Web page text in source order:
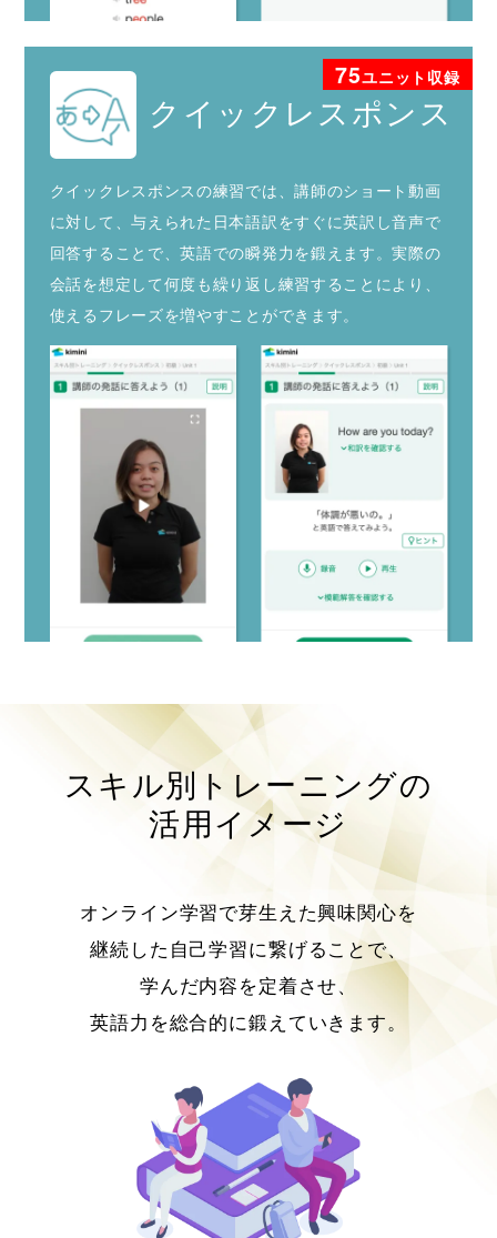
75ユニット収録
クイックレスポンス
クイックレスポンスの練習では、講師のショート動画
に対して、与えられた日本語訳をすぐに英訳し音声で
回答することで、英語での瞬発力を鍛えます。実際の
会話を想定して何度も繰り返し練習することにより、
使えるフレーズを増やすことができます。
スキル別トレーニングの
活用イメージ
オンライン学習で芽生えた興味関心を
継続した自己学習に繋げることで、
学んだ内容を定着させ、
英語力を総合的に鍛えていきます。